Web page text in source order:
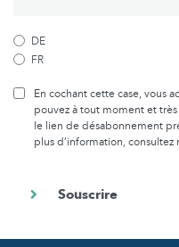
DE
FR
En cochant cette case, vous
pouvez à tout moment et
le lien de désabonnement
plus d’information, consultez